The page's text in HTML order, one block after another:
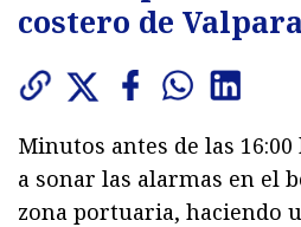
costero de
Minutos antes de las
a sonar las alarmas en el
zona portuaria, haciendo